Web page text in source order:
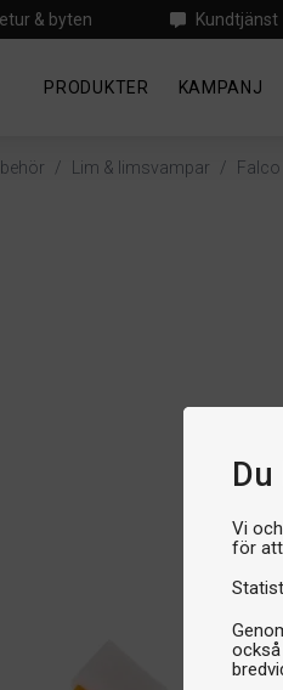
Vi
för
& byten Kundtjänst
PRODUKTER KAMPANJ
/ Lim & limsvampar /